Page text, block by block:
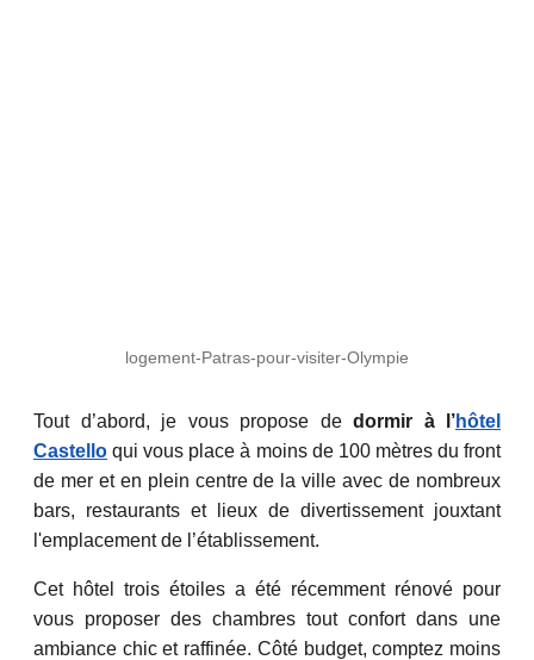
logement-Patras-pour-visiter-Olympie
Tout d’abord, je vous propose de dormir à l’hôtel
Castello qui vous place à moins de 100 mètres du front
de mer et en plein centre de la ville avec de nombreux
bars, restaurants et lieux de divertissement jouxtant
l'emplacement de l’établissement.
Cet hôtel trois étoiles a été récemment rénové pour
vous proposer des chambres tout confort dans une
ambiance chic et raffinée. Côté budget, comptez moins